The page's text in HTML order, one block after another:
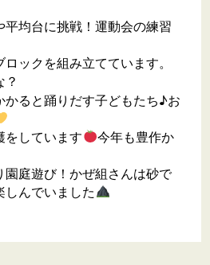
均台に挑戦！運動会の練習
を組み立てています。
と踊りだす子どもたち♪お
しています
今年も豊作か
庭遊び！かぜ組さんは砂で
しんでいました